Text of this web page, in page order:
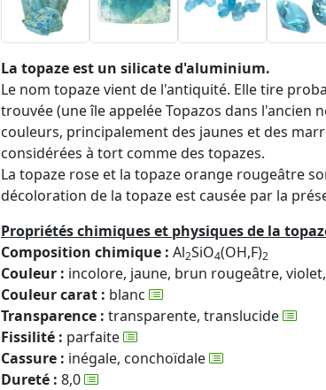
La topaze est un silicate d'aluminium.
Le nom topaze vient de l'antiquité. Elle tire
trouvée (une île appelée Topazos dans
couleurs, principalement des jaunes et des
considérées à tort comme des topazes.
La topaze rose et la topaze orange rougeâtre
décoloration de la topaze est causée par la
Propriétés chimiques et physiques de la
Composition chimique : Al2SiO4(OH,F)2
Couleur : incolore, jaune, brun rougeâtre,
Couleur carat : blanc
Transparence : transparente, translucide
Fissilité : parfaite
Cassure : inégale, conchoïdale
Dureté : 8,0